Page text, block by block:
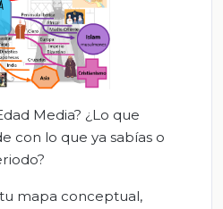
Media? ¿Lo que
con lo que ya sabías o
mapa conceptual,